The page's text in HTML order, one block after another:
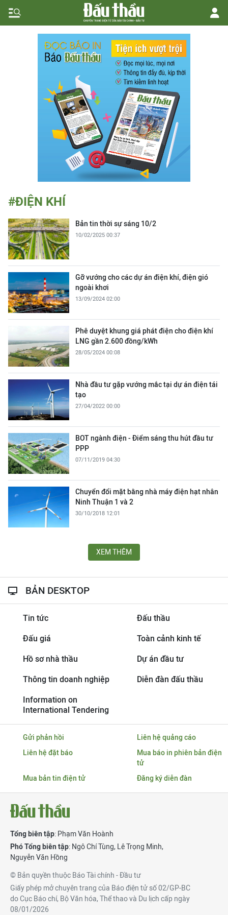
#ĐIỆN KHÍ
Bản tin thời sự sáng 10/2
10/02/2025 00:37
Gỡ vướng cho các dự án điện khí, điện gió
ngoài khơi
13/09/2024 02:00
Phê duyệt khung giá phát điện cho điện khí
LNG gần 2.600 đồng/kWh
28/05/2024 00:08
Nhà đầu tư gặp vướng mắc tại dự án điện tái
tạo
27/04/2022 00:00
BOT ngành điện - Điểm sáng thu hút đầu tư
PPP
07/11/2019 04:30
Chuyển đổi mặt bằng nhà máy điện hạt nhân
Ninh Thuận 1 và 2
30/10/2018 12:01
XEM THÊM
BẢN DESKTOP
Tin tức Đấu thầu
Đấu giá Toàn cảnh kinh tế
Hồ sơ nhà thầu Dự án đầu tư
Thông tin doanh nghiệp Diễn đàn đấu thầu
Information on
International Tendering
Gửi phản hồi
Liên hệ quảng cáo
Liên hệ đặt báo
Mua báo in phiên bản điện
tử
Mua bản tin điện tử
Đăng ký diễn đàn
Tổng biên tập: Phạm Văn Hoành
Phó Tổng biên tập: Ngô Chí Tùng, Lê Trọng Minh,
Nguyễn Văn Hồng
© Bản quyền thuộc Báo Tài chính - Đầu tư
Giấy phép mở chuyên trang của Báo điện tử số 02/GP-BC
do Cục Báo chí, Bộ Văn hóa, Thể thao và Du lịch cấp ngày
08/01/2026